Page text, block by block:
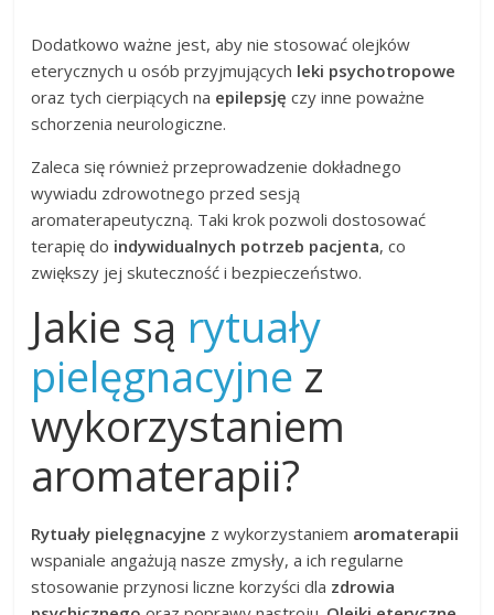
Dodatkowo ważne jest, aby nie stosować olejków
eterycznych u osób przyjmujących leki psychotropowe
oraz tych cierpiących na epilepsję czy inne poważne
schorzenia neurologiczne.
Zaleca się również przeprowadzenie dokładnego
wywiadu zdrowotnego przed sesją
aromaterapeutyczną. Taki krok pozwoli dostosować
terapię do indywidualnych potrzeb pacjenta, co
zwiększy jej skuteczność i bezpieczeństwo.
Jakie są rytuały
pielęgnacyjne z
wykorzystaniem
aromaterapii?
Rytuały pielęgnacyjne z wykorzystaniem aromaterapii
wspaniale angażują nasze zmysły, a ich regularne
stosowanie przynosi liczne korzyści dla zdrowia